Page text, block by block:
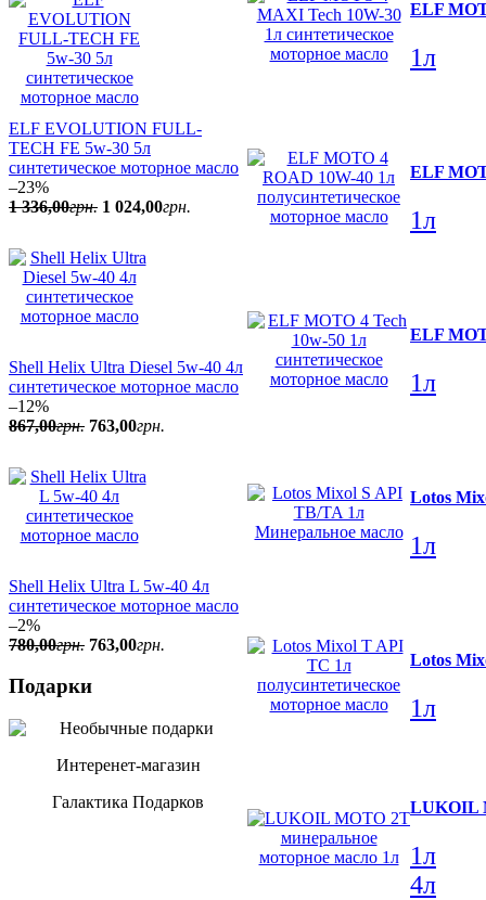
ELF EVOLUTION FULL-
TECH FE 5w-30 5л
синтетическое моторное масло
–23%
1 336,00грн. 1 024,00грн.
Shell Helix Ultra Diesel 5w-40 4л
синтетическое моторное масло
–12%
867,00грн. 763,00грн.
Shell Helix Ultra L 5w-40 4л
синтетическое моторное масло
–2%
780,00грн. 763,00грн.
Подарки
Интеренет-магазин
Галактика Подарков
ELF
1л
ELF
1л
ELF
1л
Lotos
1л
Lotos
1л
LUKOIL
1л
4л